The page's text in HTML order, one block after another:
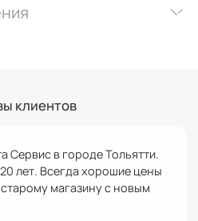
клиентов
Сервис в городе Тольятти.
лет. Всегда хорошие цены
магазину с новым